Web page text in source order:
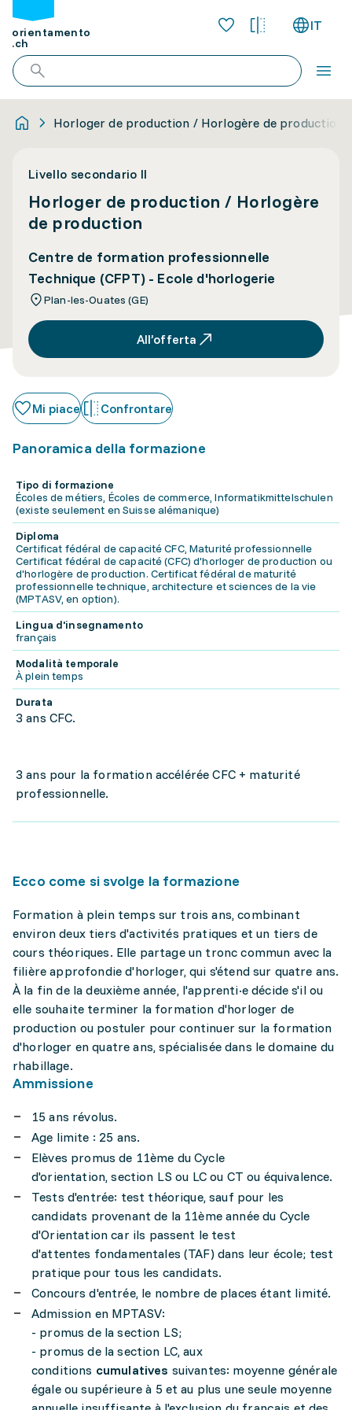
orientamento
.ch
IT
Horloger de production / Horlogère de production
Livello secondario II
Horloger de production / Horlogère
de production
Centre de formation professionnelle
Technique (CFPT) - Ecole d'horlogerie
Plan-les-Ouates (GE)
All’offerta
Mi piace Confrontare
Panoramica della formazione
Tipo di formazione
Écoles de métiers, Écoles de commerce, Informatikmittelschulen
(existe seulement en Suisse alémanique)
Diploma
Certificat fédéral de capacité CFC, Maturité professionnelle
Certificat fédéral de capacité (CFC) d'horloger de production ou
d'horlogère de production. Certificat fédéral de maturité
professionnelle technique, architecture et sciences de la vie
(MPTASV, en option).
Lingua d'insegnamento
français
Modalità temporale
À plein temps
Durata
3 ans CFC.
3 ans pour la formation accélérée CFC + maturité
professionnelle.
Ecco come si svolge la formazione
Formation à plein temps sur trois ans, combinant
environ deux tiers d'activités pratiques et un tiers de
cours théoriques. Elle partage un tronc commun avec la
filière approfondie d'horloger, qui s'étend sur quatre ans.
À la fin de la deuxième année, l'apprenti·e décide s'il ou
elle souhaite terminer la formation d'horloger de
production ou postuler pour continuer sur la formation
d'horloger en quatre ans, spécialisée dans le domaine du
rhabillage.
Ammissione
15 ans révolus.
Age limite : 25 ans.
Elèves promus de 11ème du Cycle
d'orientation, section LS ou LC ou CT ou équivalence.
Tests d'entrée: test théorique, sauf pour les
candidats provenant de la 11ème année du Cycle
d'Orientation car ils passent le test
d'attentes fondamentales (TAF) dans leur école; test
pratique pour tous les candidats.
Concours d'entrée, le nombre de places étant limité.
Admission en MPTASV:
- promus de la section LS;
- promus de la section LC, aux
conditions cumulatives suivantes: moyenne générale
égale ou supérieure à 5 et au plus une seule moyenne